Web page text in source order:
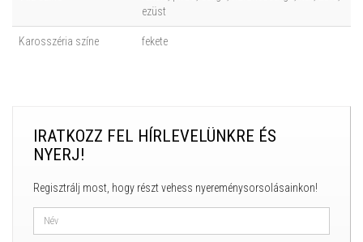
ezüst
Karosszéria színe fekete
IRATKOZZ FEL HÍRLEVELÜNKRE ÉS
NYERJ!
Regisztrálj most, hogy részt vehess nyereménysorsolásainkon!